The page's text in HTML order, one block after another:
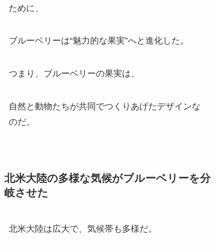
ために、
ブルーベリーは“魅力的な果実”へと進化した。
つまり、ブルーベリーの果実は、
自然と動物たちが共同でつくりあげたデザインな
のだ。
北米大陸の多様な気候がブルーベリーを分
岐させた
北米大陸は広大で、気候帯も多様だ。